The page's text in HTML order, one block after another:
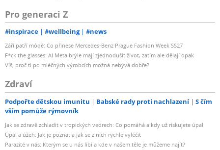
Pro generaci Z
#inspirace #wellbeing #news
Září patří módě: Co přinese Mercedes-Benz Prague Fashion Week SS27
F*ck the glasses: AI Meta brýle mají zjednodušit život, zatím ale dělají opak
Víš, proč ti po mléčných výrobcích možná nebývá dobře?
Zdraví
Podpořte dětskou imunitu Babské rady proti nachlazení
S čím
vším pomůže rýmovník
Jak se zdravě zchladit v tropických vedrech: Co pomáhá a kdy už riskujete úpal
Úpal a úžeh: Jak je poznat a jak se z nich rychle vyléčit
Parazité v nás: Kterým se u nás líbí a kde v našem těle je můžeme najít?